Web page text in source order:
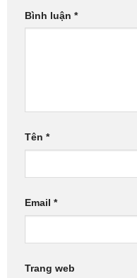
Bình luận *
Tên *
Email *
Trang web